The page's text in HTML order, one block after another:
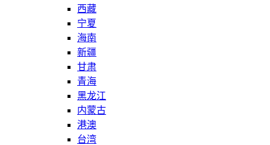
西藏
宁夏
海南
新疆
甘肃
青海
黑龙江
内蒙古
港澳
台湾